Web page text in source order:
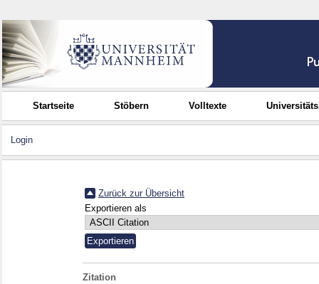
Startseite Stöbern Volltexte
Login
Zurück zur Übersicht
Exportieren als
Zitation